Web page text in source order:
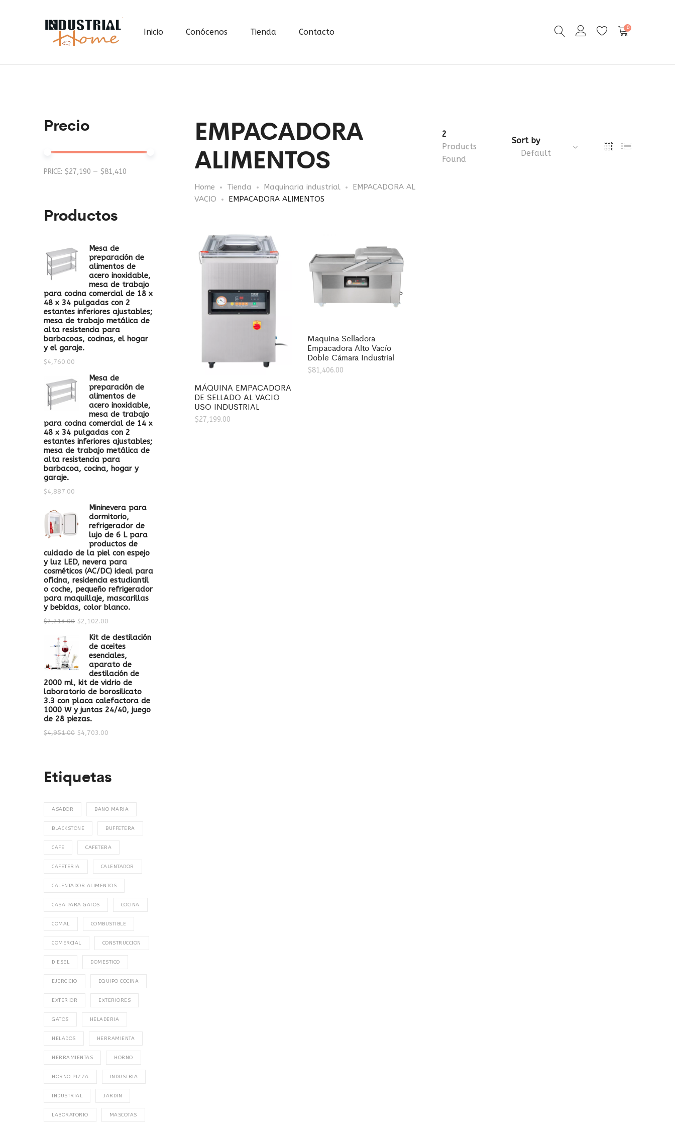
Inicio Conócenos Tienda Contacto 0
EMPACADORA
ALIMENTOS
Home Tienda Maquinaria industrial
EMPACADORA AL
VACIO
EMPACADORA ALIMENTOS
2
Products
Found
Sort by
Default
MÁQUINA EMPACADORA
DE SELLADO AL VACIO
USO INDUSTRIAL
$27,199.00
Maquina Selladora
Empacadora Alto Vacío
Doble Cámara Industrial
$81,406.00
Precio
PRICE: $27,190 — $81,410
Productos
Mesa de
preparación de
alimentos de
acero inoxidable,
mesa de trabajo
para cocina comercial de 18 x
48 x 34 pulgadas con 2
estantes inferiores ajustables;
mesa de trabajo metálica de
alta resistencia para
barbacoas, cocinas, el hogar
y el garaje.
$4,760.00
Mesa de
preparación de
alimentos de
acero inoxidable,
mesa de trabajo
para cocina comercial de 14 x
48 x 34 pulgadas con 2
estantes inferiores ajustables;
mesa de trabajo metálica de
alta resistencia para
barbacoa, cocina, hogar y
garaje.
$4,887.00
Mininevera para
dormitorio,
refrigerador de
lujo de 6 L para
productos de
cuidado de la piel con espejo
y luz LED, nevera para
cosméticos (AC/DC) ideal para
oficina, residencia estudiantil
o coche, pequeño refrigerador
para maquillaje, mascarillas
y bebidas, color blanco.
$2,213.00 $2,102.00
Kit de destilación
de aceites
esenciales,
aparato de
destilación de
2000 ml, kit de vidrio de
laboratorio de borosilicato
3.3 con placa calefactora de
1000 W y juntas 24/40, juego
de 28 piezas.
$4,951.00 $4,703.00
Etiquetas
ASADOR BAÑO MARIA
BLACKSTONE BUFFETERA
CAFE CAFETERA
CAFETERIA CALENTADOR
CALENTADOR ALIMENTOS
CASA PARA GATOS COCINA
COMAL COMBUSTIBLE
COMERCIAL CONSTRUCCION
DIESEL DOMESTICO
EJERCICIO EQUIPO COCINA
EXTERIOR EXTERIORES
GATOS HELADERIA
HELADOS HERRAMIENTA
HERRAMIENTAS HORNO
HORNO PIZZA INDUSTRIA
INDUSTRIAL JARDIN
LABORATORIO MASCOTAS